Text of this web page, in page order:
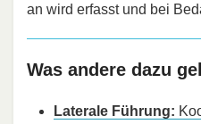
an wird erfasst und bei
Was andere dazu
Laterale Führung: